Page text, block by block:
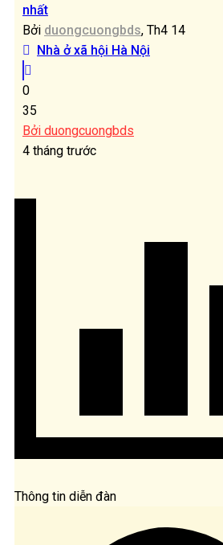
nhất
Bởi duongcuongbds, Th4 14
Nhà ở xã hội Hà Nội
0
35
Bởi duongcuongbds
4 tháng trước
Thông tin diễn đàn